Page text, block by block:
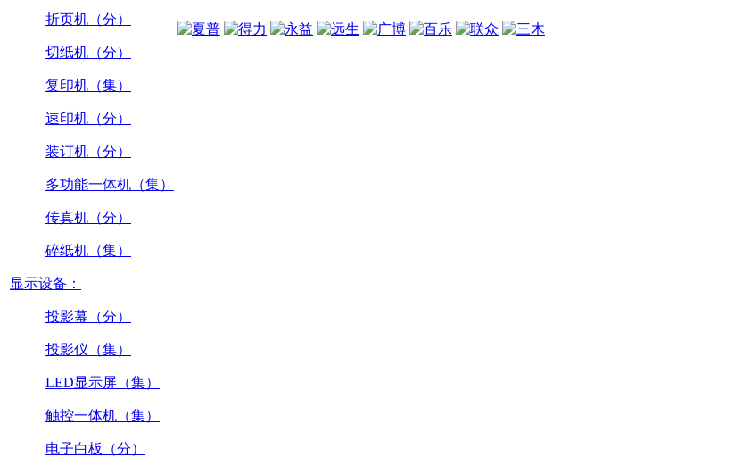
折页机（分）
切纸机（分）
复印机（集）
速印机（分）
装订机（分）
多功能一体机（集）
传真机（分）
碎纸机（集）
显示设备：
投影幕（分）
投影仪（集）
LED显示屏（集）
触控一体机（集）
电子白板（分）